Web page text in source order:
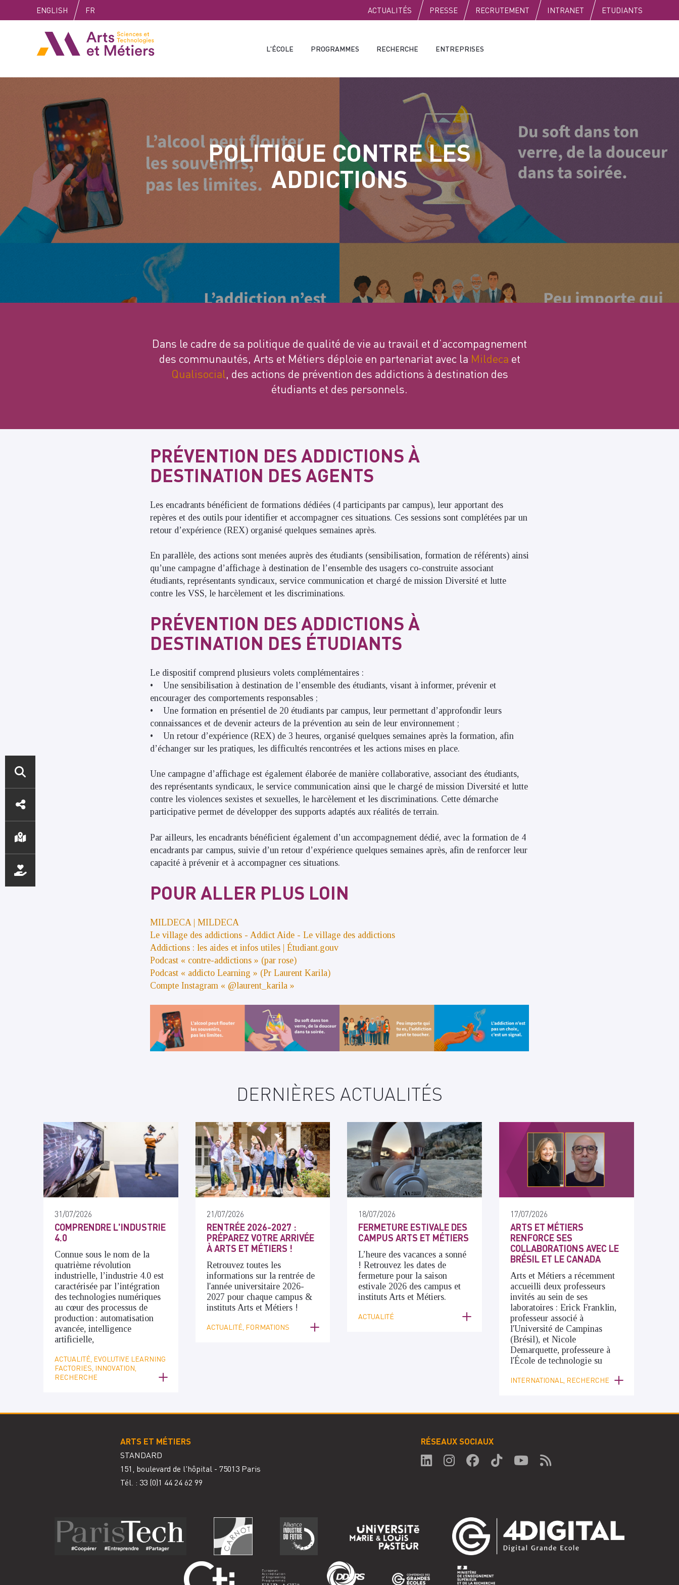
to
to
to
ENGLISH FR PUBLIC
ACTUALITÉS PRESSE RECRUTEMENT INTRANET ETUDIANTS
Arts et métiers
L'ÉCOLE PROGRAMMES RECHERCHE ENTREPRISES
ACCÈS
DIRECTS
POLITIQUE CONTRE LES
ADDICTIONS
Dans le cadre de sa politique de qualité de vie au travail et d’accompagnement
des communautés, Arts et Métiers déploie en partenariat avec la Mildeca et
Qualisocial, des actions de prévention des addictions à destination des
étudiants et des personnels.
PRÉVENTION DES ADDICTIONS À
DESTINATION DES AGENTS
Les encadrants bénéficient de formations dédiées (4 participants par campus), leur apportant des
repères et des outils pour identifier et accompagner ces situations. Ces sessions sont complétées par un
retour d’expérience (REX) organisé quelques semaines après.
En parallèle, des actions sont menées auprès des étudiants (sensibilisation, formation de référents) ainsi
qu’une campagne d’affichage à destination de l’ensemble des usagers co-construite associant
étudiants, représentants syndicaux, service communication et chargé de mission Diversité et lutte
contre les VSS, le harcèlement et les discriminations.
PRÉVENTION DES ADDICTIONS À
DESTINATION DES ÉTUDIANTS
Le dispositif comprend plusieurs volets complémentaires :
• Une sensibilisation à destination de l’ensemble des étudiants, visant à informer, prévenir et
encourager des comportements responsables ;
• Une formation en présentiel de 20 étudiants par campus, leur permettant d’approfondir leurs
connaissances et de devenir acteurs de la prévention au sein de leur environnement ;
• Un retour d’expérience (REX) de 3 heures, organisé quelques semaines après la formation, afin
d’échanger sur les pratiques, les difficultés rencontrées et les actions mises en place.
Une campagne d’affichage est également élaborée de manière collaborative, associant des étudiants,
des représentants syndicaux, le service communication ainsi que le chargé de mission Diversité et lutte
contre les violences sexistes et sexuelles, le harcèlement et les discriminations. Cette démarche
participative permet de développer des supports adaptés aux réalités de terrain.
Par ailleurs, les encadrants bénéficient également d’un accompagnement dédié, avec la formation de 4
encadrants par campus, suivie d’un retour d’expérience quelques semaines après, afin de renforcer leur
capacité à prévenir et à accompagner ces situations.
POUR ALLER PLUS LOIN
MILDECA | MILDECA
Le village des addictions - Addict Aide - Le village des addictions
Addictions : les aides et infos utiles | Étudiant.gouv
Podcast « contre-addictions » (par rose)
Podcast « addicto Learning » (Pr Laurent Karila)
Compte Instagram « @laurent_karila »
DERNIÈRES ACTUALITÉS
31/07/2026
COMPRENDRE L'INDUSTRIE
4.0
Connue sous le nom de la
quatrième révolution
industrielle, l’industrie 4.0 est
caractérisée par l’intégration
des technologies numériques
au cœur des processus de
production : automatisation
avancée, intelligence
artificielle,
ACTUALITÉ, EVOLUTIVE LEARNING
FACTORIES, INNOVATION,
RECHERCHE
21/07/2026
RENTRÉE 2026-2027 :
PRÉPAREZ VOTRE ARRIVÉE
À ARTS ET MÉTIERS !
Retrouvez toutes les
informations sur la rentrée de
l'année universitaire 2026-
2027 pour chaque campus &
instituts Arts et Métiers !
ACTUALITÉ, FORMATIONS
18/07/2026
FERMETURE ESTIVALE DES
CAMPUS ARTS ET MÉTIERS
L’heure des vacances a sonné
! Retrouvez les dates de
fermeture pour la saison
estivale 2026 des campus et
instituts Arts et Métiers.
ACTUALITÉ
17/07/2026
ARTS ET MÉTIERS
RENFORCE SES
COLLABORATIONS AVEC LE
BRÉSIL ET LE CANADA
Arts et Métiers a récemment
accueilli deux professeurs
invités au sein de ses
laboratoires : Erick Franklin,
professeur associé à
l'Université de Campinas
(Brésil), et Nicole
Demarquette, professeure à
l'École de technologie su
INTERNATIONAL, RECHERCHE
ARTS ET MÉTIERS
STANDARD
151, boulevard de l'hôpital - 75013 Paris
Tél. : 33 (0)1 44 24 62 99
RÉSEAUX SOCIAUX